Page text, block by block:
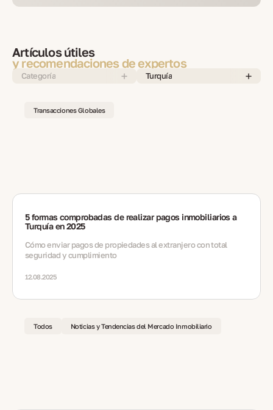
Artículos útiles
y recomendaciones de expertos
Categoría Turquía
Transacciones Globales
5 formas comprobadas de realizar pagos inmobiliarios a
Turquía en 2025
Cómo enviar pagos de propiedades al extranjero con total
seguridad y cumplimiento
12.08.2025
Todos Noticias y Tendencias del Mercado Inmobiliario